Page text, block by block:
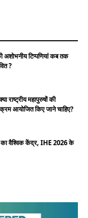
टिप्पणियां कब तक
?
राष्ट्रीय महापुरुषों की
आयोजित किए जाने चाहिए?
का वैश्विक केंद्र, IHE 2026 के